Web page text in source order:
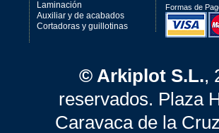
Laminación
Auxiliar y de acabados
Cortadoras y guillotinas
Formas de
© Arkiplot S.L.,
reservados. Plaza
Caravaca de la